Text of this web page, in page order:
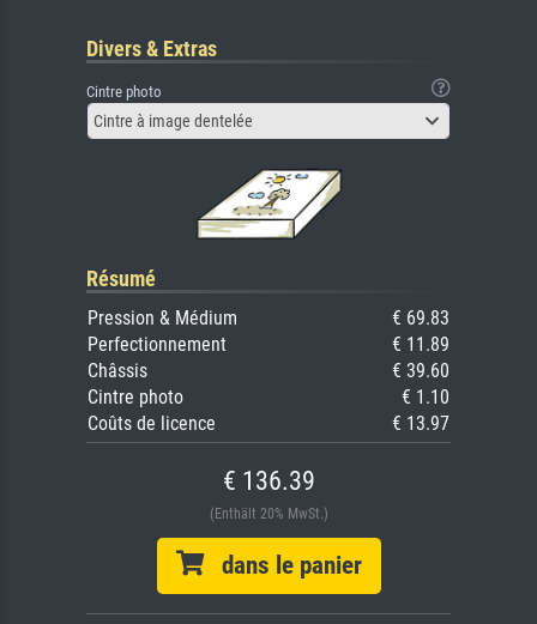
Divers & Extras
Cintre photo
Cintre à image dentelée
Résumé
Pression & Médium
€ 69.83
Perfectionnement
€ 11.89
Châssis
€ 39.60
Cintre photo
€ 1.10
Coûts de licence
€ 13.97
€ 136.39
(Enthält 20% MwSt.)
dans le panier